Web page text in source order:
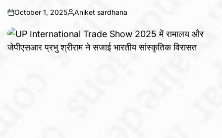
on
October 1, 2025
Posted
Aniket sardhana